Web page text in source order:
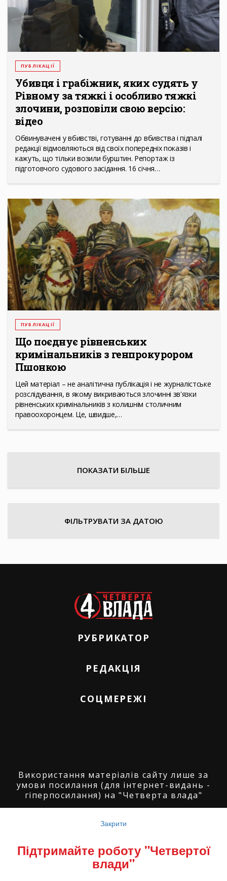
ПУБЛІКАЦІЇ
Убивця і грабіжник, яких судять у
Рівному за тяжкі і особливо тяжкі
злочини, розповіли свою версію:
відео
Обвинувачені у вбивстві, готуванні до вбивства і підпалі
редакції відмовляються від своїх попередніх показів і
кажуть, що тільки возили бурштин. Репортаж із
підготовчого судового засідання. 16 січня…
ПУБЛІКАЦІЇ
Що поєднує рівненських
кримінальників з генпрокурором
Пшонкою
Цей матеріал – не аналітична публікація і не журналістське
розслідування, в якому викриваються злочинні зв'язки
рівненських кримінальників з колишнім столичним
правоохоронцем. Це, швидше,…
ПОКАЗАТИ БІЛЬШЕ
ФІЛЬТРУВАТИ ЗА ДАТОЮ
РУБРИКАТОР
РЕДАКЦІЯ
СОЦМЕРЕЖІ
Використання матеріалів сайту лише за
умови посилання (для інтернет-видань -
гіперпосилання) на "Четверта влада"
"Четверта влада": 2008-2026.
Володимир Торбіч: 2008-2026.
SoftGroup
Закрити
Підтримайте роботу "Четвертої
влади"